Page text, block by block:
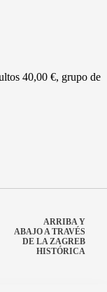
40,00 €, grupo de
ARRIBA Y
ABAJO A TRAVÉS
DE LA ZAGREB
HISTÓRICA